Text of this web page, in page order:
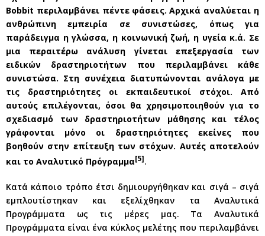
Bobbit περιλαμβάνει πέντε φάσεις. Αρχικά αναλύεται η
ανθρώπινη εμπειρία σε συνιστώσες, όπως για
παράδειγμα η γλώσσα, η κοινωνική ζωή, η υγεία κ.ά. Σε
μια περαιτέρω ανάλυση γίνεται επεξεργασία των
ειδικών δραστηριοτήτων που περιλαμβάνει κάθε
συνιστώσα. Στη συνέχεια διατυπώνονται ανάλογα με
τις δραστηριότητες οι εκπαιδευτικοί στόχοι. Από
αυτούς επιλέγονται, όσοι θα χρησιμοποιηθούν για το
σχεδιασμό των δραστηριοτήτων μάθησης και τέλος
γράφονται μόνο οι δραστηριότητες εκείνες που
βοηθούν στην επίτευξη των στόχων. Αυτές αποτελούν
και το Αναλυτικό Πρόγραμμα[5].
Κατά κάποιο τρόπο έτσι δημιουργήθηκαν και σιγά – σιγά
εμπλουτίστηκαν και εξελίχθηκαν τα Αναλυτικά
Προγράμματα ως τις μέρες μας. Τα Αναλυτικά
Προγράμματα είναι ένα κύκλος μελέτης που περιλαμβάνει